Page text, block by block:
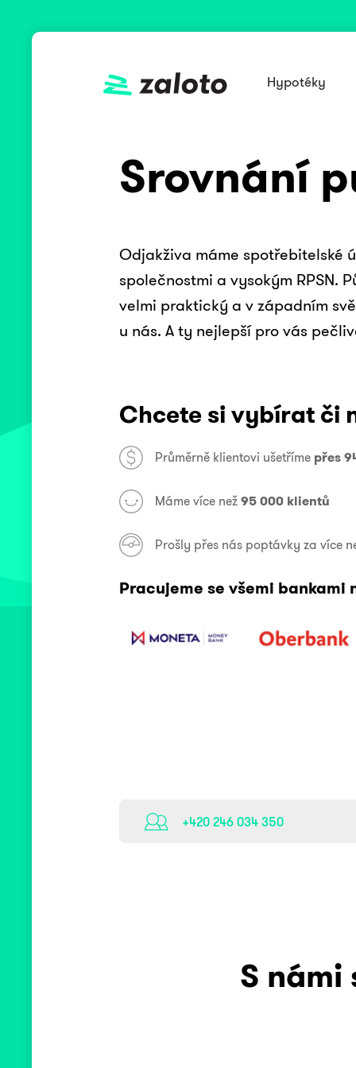
Hypotéky
Srovnání
Odjakživa máme spotřebitelské
společnostmi a vysokým RPSN.
velmi praktický a v západním
u nás. A ty nejlepší pro vás
Chcete si vybírat či
Průměrně klientovi ušetříme přes
Máme více než95 000 klientů
Prošly přes nás poptávky za více
Pracujeme se všemi bankami
+420 246 034 350
S námi